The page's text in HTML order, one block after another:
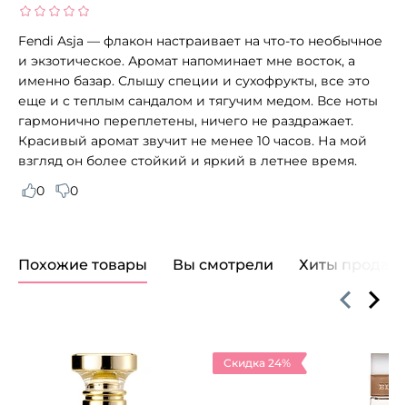
Fendi Asja — флакон настраивает на что-то необычное
и экзотическое. Аромат напоминает мне восток, а
именно базар. Слышу специи и сухофрукты, все это
еще и с теплым сандалом и тягучим медом. Все ноты
гармонично переплетены, ничего не раздражает.
Красивый аромат звучит не менее 10 часов. На мой
взгляд он более стойкий и яркий в летнее время.
0
0
Похожие товары Вы смотрели Хиты продаж
Скидка 24%